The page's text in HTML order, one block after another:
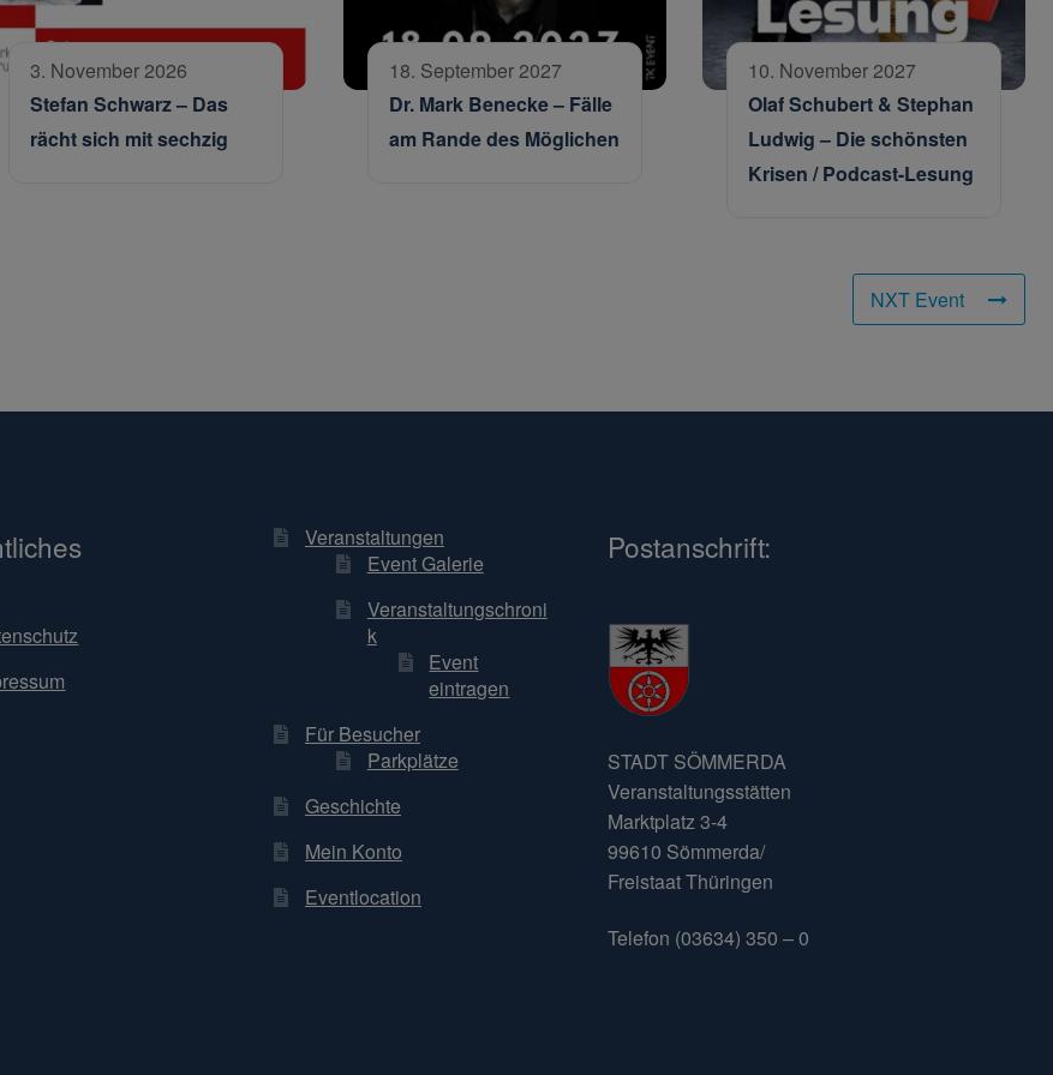
3. November 2026
Stefan Schwarz – Das
rächt sich mit sechzig
18. September 2027
Dr. Mark Benecke – Fälle
am Rande des Möglichen
10. November 2027
Olaf Schubert & Stephan
Ludwig – Die schönsten
Krisen / Podcast-Lesung
NXT Event
Veranstaltungen
Event Galerie
Veranstaltungschroni
k
Event
eintragen
Für Besucher
Parkplätze
Geschichte
Mein Konto
Eventlocation
Postanschrift:
STADT SÖMMERDA
Veranstaltungsstätten
Marktplatz 3-4
99610 Sömmerda/
Freistaat Thüringen
Telefon (03634) 350 – 0